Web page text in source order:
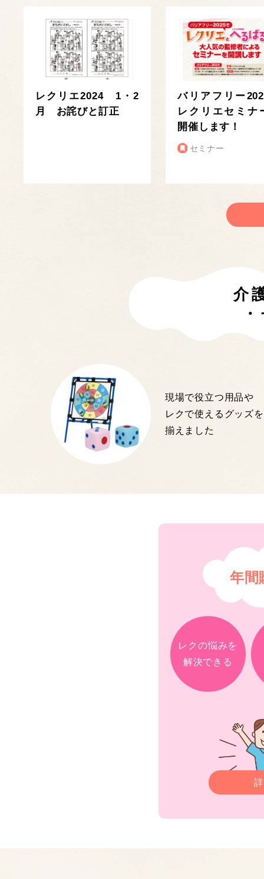
レクリエ2024 1・2
月 お詫びと訂正
バリアフリー
レクリエセミナ
開催します！
セミナー
介
現場で役立つ用品や
レクで使えるグッズを
揃えました
年間
レクの悩みを
解決できる